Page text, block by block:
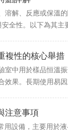
解、反應或保溫
全性。以下為其主
複性的核心舉措
中用於樣品恒溫
果。長期使用易
注意事項
設備，主要用於